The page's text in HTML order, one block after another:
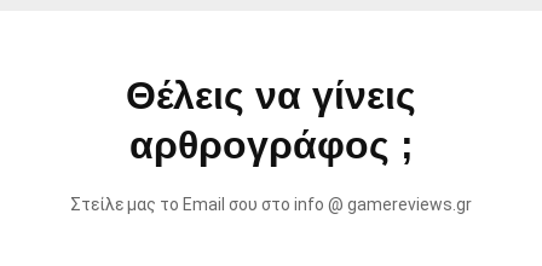
Θέλεις να γίνεις
αρθρογράφος ;
Στείλε μας το Email σου στο info @ gamereviews.gr